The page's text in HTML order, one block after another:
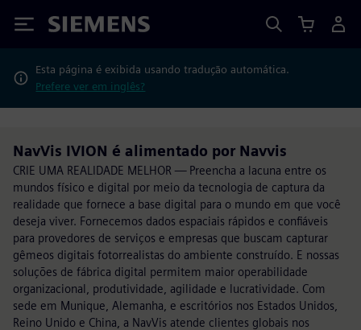
Siemens
Esta página é exibida usando tradução automática.
Prefere ver em inglês?
NavVis IVION é alimentado por Navvis
CRIE UMA REALIDADE MELHOR — Preencha a lacuna entre os
mundos físico e digital por meio da tecnologia de captura da
realidade que fornece a base digital para o mundo em que você
deseja viver. Fornecemos dados espaciais rápidos e confiáveis
para provedores de serviços e empresas que buscam capturar
gêmeos digitais fotorrealistas do ambiente construído. E nossas
soluções de fábrica digital permitem maior operabilidade
organizacional, produtividade, agilidade e lucratividade. Com
sede em Munique, Alemanha, e escritórios nos Estados Unidos,
Reino Unido e China, a NavVis atende clientes globais nos